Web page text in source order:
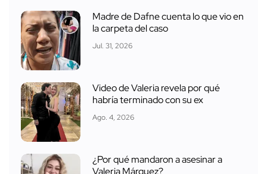
Madre de Dafne cuenta lo que vio en
la carpeta del caso
Jul. 31, 2026
Video de Valeria revela por qué
habría terminado con su ex
Ago. 4, 2026
¿Por qué mandaron a asesinar a
Valeria Márquez?